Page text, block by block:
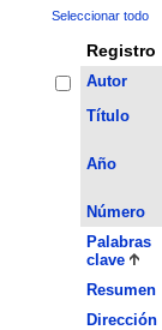
Seleccionar todo
Registro
Autor
Título
Año
Número
Palabras
clave
Resumen
Dirección